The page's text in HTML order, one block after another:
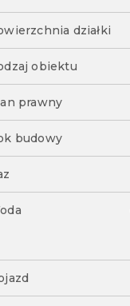
działki
obiektu
prawny
budowy